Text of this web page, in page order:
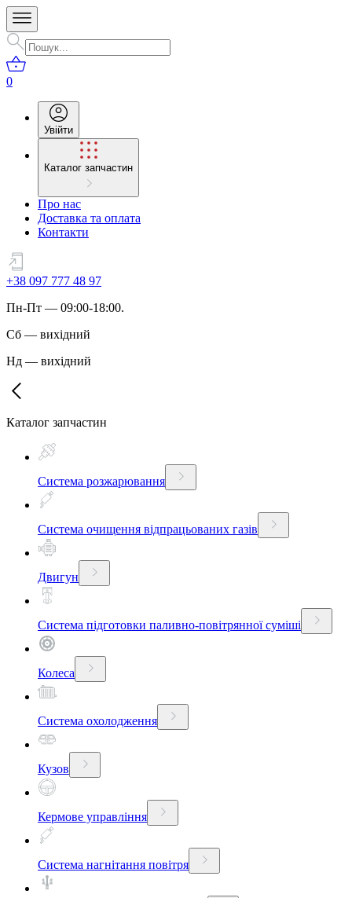
0
Увійти
Каталог запчастин
Про нас
Доставка та оплата
Контакти
+38 097 777 48 97
Пн-Пт — 09:00-18:00.
Сб — вихідний
Нд — вихідний
Каталог запчастин
Система розжарювання
Система очищення відпрацьованих газів
Двигун
Система підготовки паливно-повітрянної суміші
Колеса
Система охолодження
Кузов
Кермове управління
Система нагнітання повітря